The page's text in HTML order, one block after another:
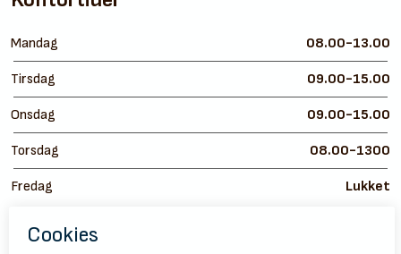
Mandag 08.00-13.00
Tirsdag 09.00-15.00
Onsdag 09.00-15.00
Torsdag 08.00-1300
Fredag Lukket